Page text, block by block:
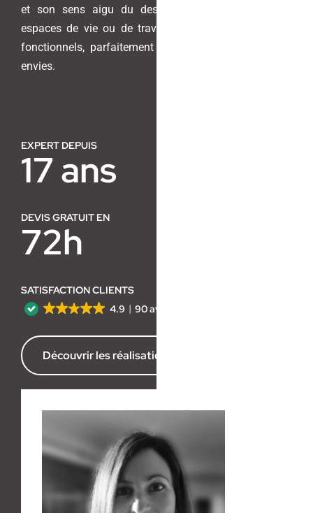
et son sens aigu du design pour transformer vos
espaces de vie ou de travail en lieux harmonieux et
fonctionnels, parfaitement adaptés à vos besoins et
envies.
EXPERT DEPUIS
17 ans
DEVIS GRATUIT EN
72h
SATISFACTION CLIENTS
4.9
90 avis
Découvrir les réalisations de l’agence